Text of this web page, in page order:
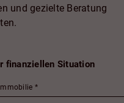
und gezielte Beratung
finanziellen Situation
*